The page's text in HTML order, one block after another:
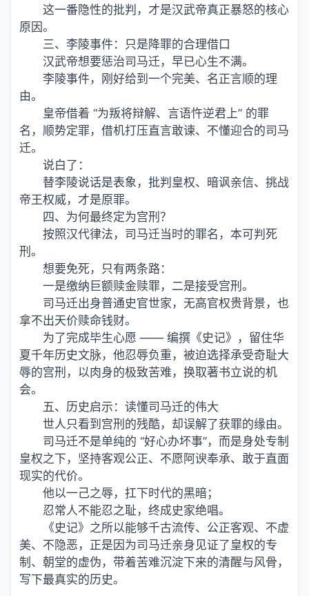
这一番隐性的批判，才是汉武帝真正暴怒的核心
原因。
三、李陵事件：只是降罪的合理借口
汉武帝想要惩治司马迁，早已心生不满。
李陵事件，刚好给到一个完美、名正言顺的理
由。
皇帝借着 “为叛将辩解、言语忤逆君上” 的罪
名，顺势定罪，借机打压直言敢谏、不懂迎合的司马
迁。
说白了：
替李陵说话是表象，批判皇权、暗讽亲信、挑战
帝王权威，才是原罪。
四、为何最终定为宫刑？
按照汉代律法，司马迁当时的罪名，本可判死
刑。
想要免死，只有两条路：
一是缴纳巨额赎金赎罪，二是接受宫刑。
司马迁出身普通史官世家，无高官权贵背景，也
拿不出天价赎命钱财。
为了完成毕生心愿 —— 编撰《史记》，留住华
夏千年历史文脉，他忍辱负重，被迫选择承受奇耻大
辱的宫刑，以肉身的极致苦难，换取著书立说的机
会。
五、历史启示：读懂司马迁的伟大
世人只看到宫刑的残酷，却误解了获罪的缘由。
司马迁不是单纯的 “好心办坏事”，而是身处专制
皇权之下，坚持客观公正、不愿阿谀奉承、敢于直面
现实的代价。
他以一己之辱，扛下时代的黑暗；
忍常人不能忍之耻，终成史家绝唱。
《史记》之所以能够千古流传、公正客观、不虚
美、不隐恶，正是因为司马迁亲身见证了皇权的专
制、朝堂的虚伪，带着苦难沉淀下来的清醒与风骨，
写下最真实的历史。